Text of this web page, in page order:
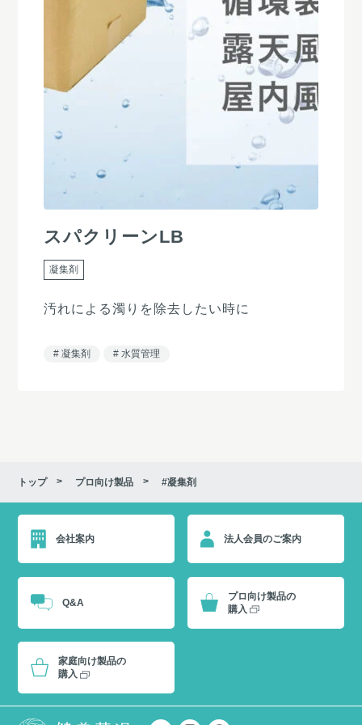
スパクリーンLB
凝集剤
汚れによる濁りを除去したい時に
凝集剤 水質管理
トップ プロ向け製品 #凝集剤
会社案内 法人会員のご案内
Q&A
プロ向け製品の
購入
家庭向け製品の
購入